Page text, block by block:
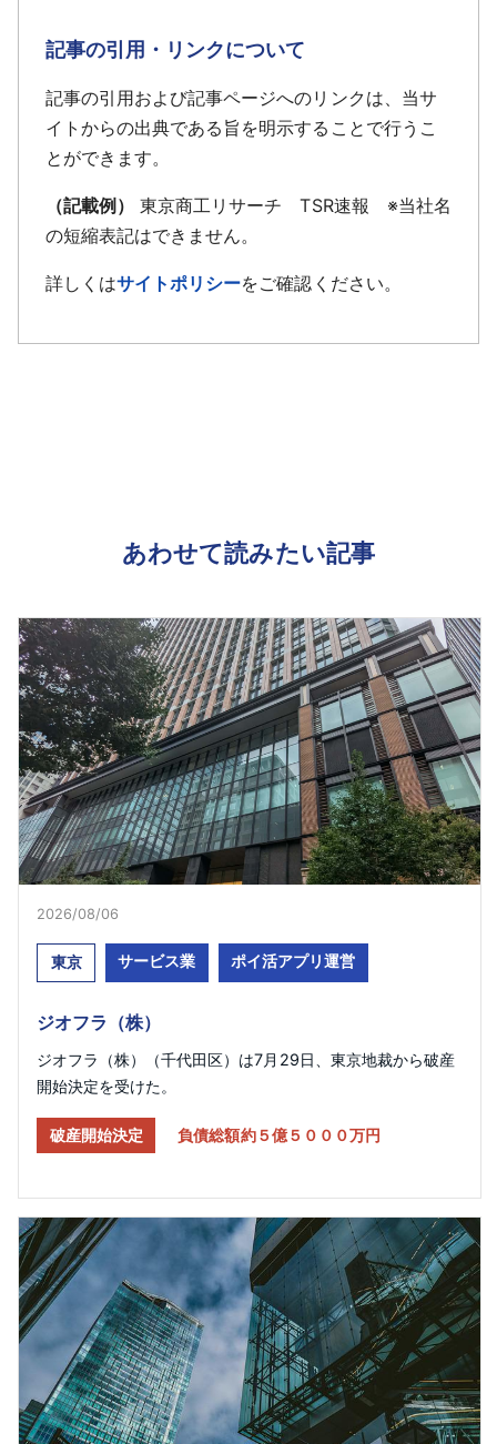
記事の引用・リンクについて
記事の引用および記事ページへのリンクは、当サ
イトからの出典である旨を明示することで行うこ
とができます。
（記載例）
東京商工リサーチ TSR速報 ※当社名
の短縮表記はできません。
詳しくはサイトポリシーをご確認ください。
あわせて読みたい記事
2026/08/06
東京 サービス業 ポイ活アプリ運営
ジオフラ（株）
ジオフラ（株）（千代田区）は7月29日、東京地裁から破産
開始決定を受けた。
破産開始決定 負債総額約５億５０００万円